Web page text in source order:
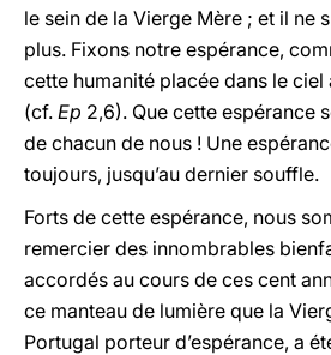
le sein de la Vierge Mère ; et il ne
plus. Fixons notre espérance,
cette humanité placée dans le ciel
(cf. Ep 2,6). Que cette espérance
de chacun de nous ! Une
toujours, jusqu’au dernier souffle.
Forts de cette espérance, nous
remercier des innombrables
accordés au cours de ces cent
ce manteau de lumière que la
Portugal porteur d’espérance, a